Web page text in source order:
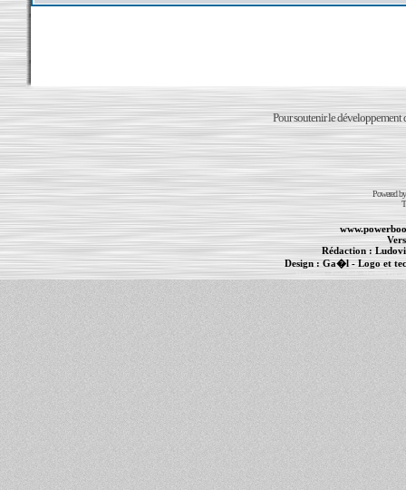
Pour soutenir le développement
Powered
Rédaction :
Design :Ga�l- Logo et
Informations :